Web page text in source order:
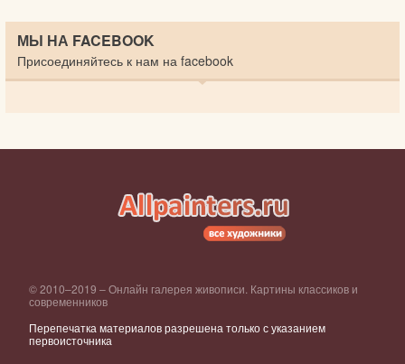
МЫ НА FACEBOOK
Присоединяйтесь к нам на facebook
© 2010–2019 – Онлайн галерея живописи. Картины классиков и
современников
Перепечатка материалов разрешена только с указанием
первоисточника